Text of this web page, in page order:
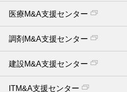
医療M&A支援センター
調剤M&A支援センター
建設M&A支援センター
ITM&A支援センター